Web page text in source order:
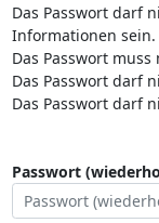
Das Passwort darf
Informationen sein.
Das Passwort
Das Passwort darf
Das Passwort darf
Passwort